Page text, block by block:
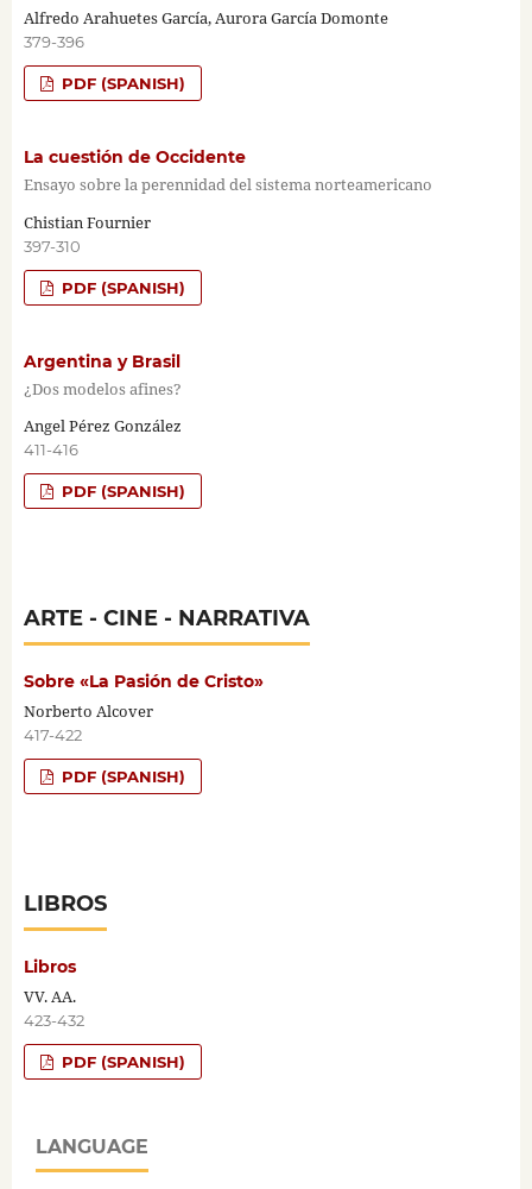
Alfredo Arahuetes García, Aurora García Domonte
379-396
PDF (SPANISH)
La cuestión de Occidente
Ensayo sobre la perennidad del sistema norteamericano
Chistian Fournier
397-310
PDF (SPANISH)
Argentina y Brasil
¿Dos modelos afines?
Angel Pérez González
411-416
PDF (SPANISH)
ARTE - CINE - NARRATIVA
Sobre «La Pasión de Cristo»
Norberto Alcover
417-422
PDF (SPANISH)
LIBROS
Libros
VV. AA.
423-432
PDF (SPANISH)
LANGUAGE